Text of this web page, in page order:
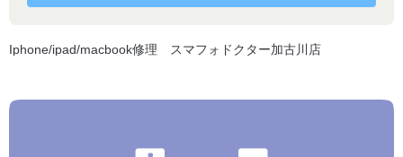
Iphone/ipad/macbook修理 スマフォドクター加古川店